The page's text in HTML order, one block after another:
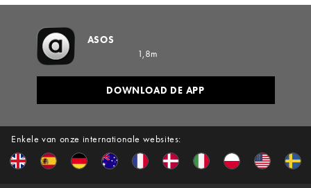
Enkele van onze internationale websites:
ASOS
1,8m
DOWNLOAD DE APP